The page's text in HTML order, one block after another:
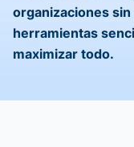
organizaciones
herramientas
maximizar todo.